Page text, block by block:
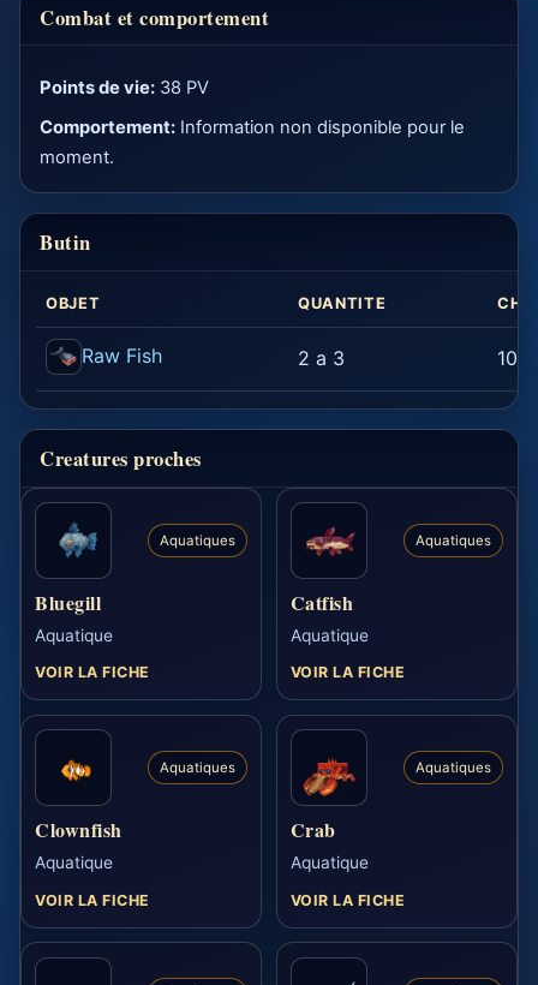
Combat et comportement
Points de vie: 38 PV
Comportement: Information non disponible pour le
moment.
Butin
OBJET QUANTITE
Raw Fish 2 a 3
Creatures proches
Aquatiques
Bluegill
Aquatique
VOIR LA FICHE
Aquatiques
Catfish
Aquatique
VOIR LA FICHE
Aquatiques
Clownfish
Aquatique
VOIR LA FICHE
Aquatiques
Crab
Aquatique
VOIR LA FICHE